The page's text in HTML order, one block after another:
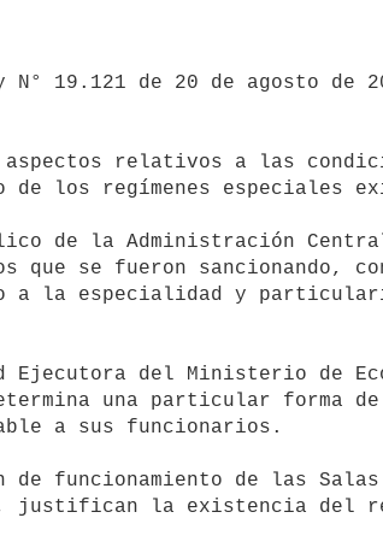
los regímenes especiales
que se fueron sancionando,
a la especialidad y
una particular forma
a sus funcionarios.
justifican la existencia del